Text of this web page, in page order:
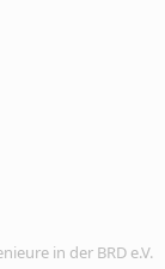
in der BRD e.V.